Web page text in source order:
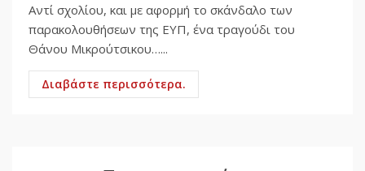
Αντί σχολίου, και με αφορμή το σκάνδαλο των
παρακολουθήσεων της ΕΥΠ, ένα τραγούδι του
Θάνου Μικρούτσικου…...
Διαβάστε περισσότερα.